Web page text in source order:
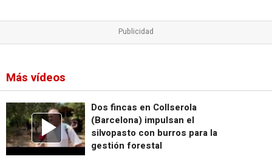
Más vídeos
Dos fincas en Collserola
(Barcelona) impulsan el
silvopasto con burros para la
gestión forestal